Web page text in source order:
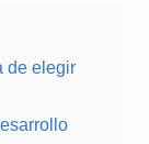
de elegir